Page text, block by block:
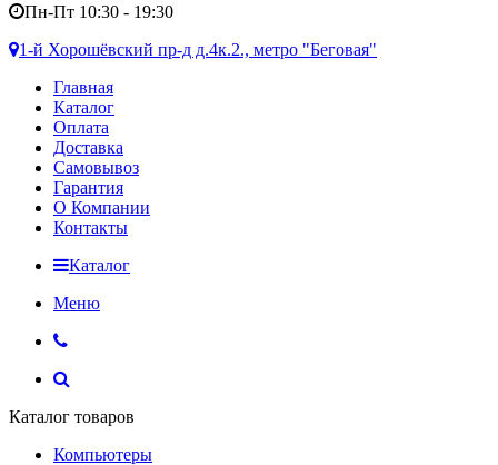
Пн-Пт 10:30 - 19:30
1-й Хорошёвский пр-д д.4к.2., метро "Беговая"
Главная
Каталог
Оплата
Доставка
Самовывоз
Гарантия
О Компании
Контакты
Каталог
Меню
Каталог товаров
Компьютеры